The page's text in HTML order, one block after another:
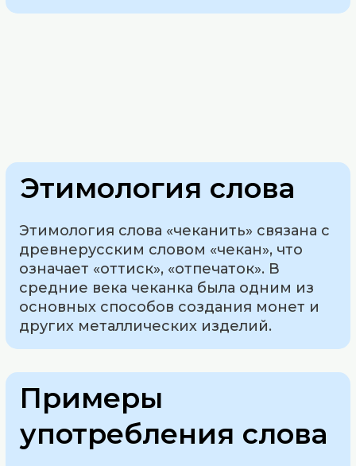
Этимология слова
Этимология слова «чеканить» связана с
древнерусским словом «чекан», что
означает «оттиск», «отпечаток». В
средние века чеканка была одним из
основных способов создания монет и
других металлических изделий.
Примеры
употребления слова